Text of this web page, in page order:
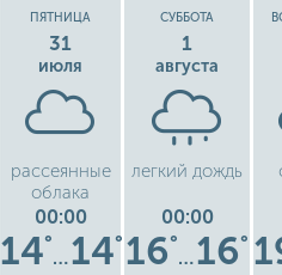
ПЯТНИЦА
31
июля
рассеянные
облака
00:00
14°
…14°
СУББОТА
1
августа
легкий дождь
00:00
16°
…16°